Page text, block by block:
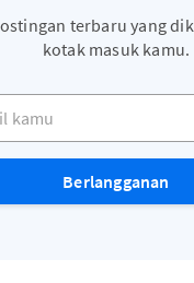
terbaru yang
kotak masuk kamu.
Berlangganan